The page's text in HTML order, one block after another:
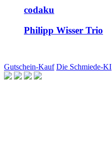
codaku
Philipp Wisser Trio
Gutschein-Kauf Die Schmiede-KI